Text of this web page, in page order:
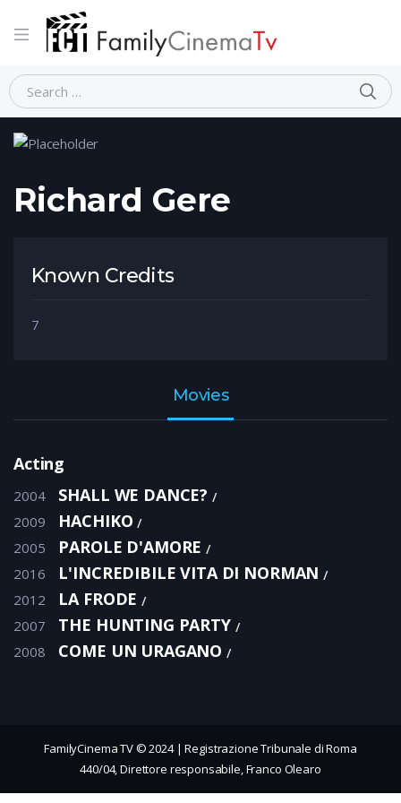
Home Person Richard Gere
Richard Gere
Known Credits
7
Movies
Acting
2004 SHALL WE DANCE?
2009 HACHIKO
2005 PAROLE D'AMORE
2016 L'INCREDIBILE VITA DI NORMAN
2012 LA FRODE
2007 THE HUNTING PARTY
2008 COME UN URAGANO
FamilyCinema TV © 2024 | Registrazione Tribunale di Roma
440/04, Direttore responsabile, Franco Olearo